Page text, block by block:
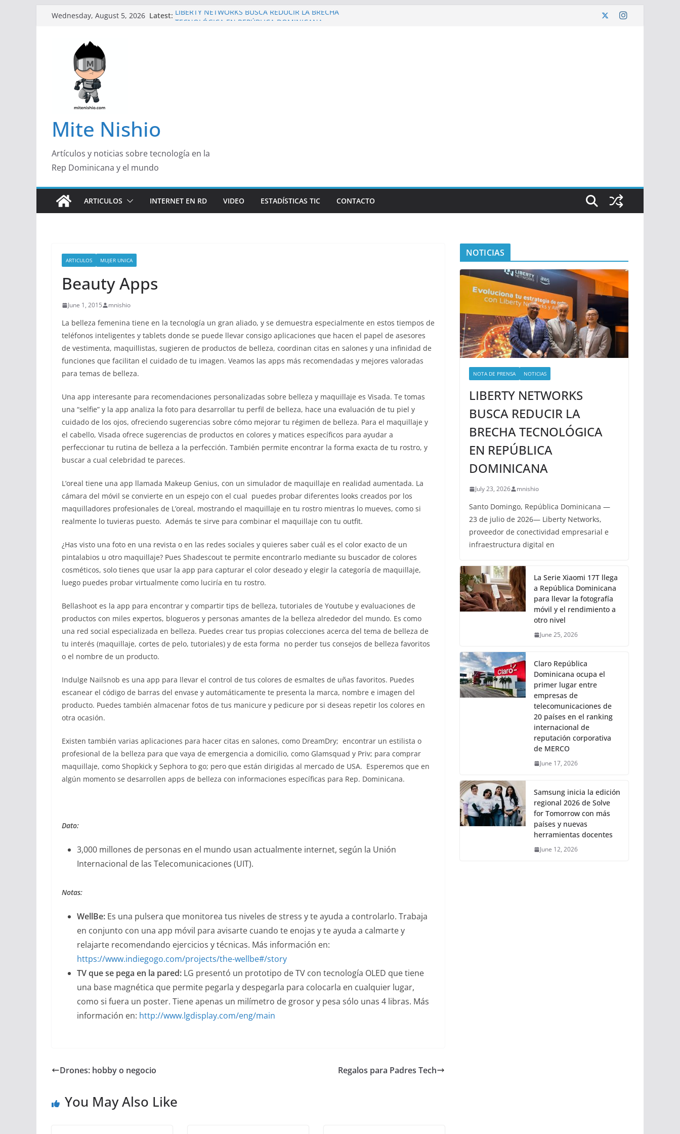
Wednesday, August 5, 2026 Latest: LIBERTY NETWORKS BUSCA REDUCIR LA BRECHA
Mite Nishio
Artículos y noticias sobre tecnología en la
Rep Dominicana y el mundo
ARTICULOS INTERNET EN RD VIDEO ESTADÍSTICAS TIC CONTACTO
ARTICULOS MUJER UNICA
Beauty Apps
June 1, 2015 mnishio
La belleza femenina tiene en la tecnología un gran aliado, y se demuestra especialmente en estos tiempos de
teléfonos inteligentes y tablets donde se puede llevar consigo aplicaciones que hacen el papel de asesores
de vestimenta, maquillistas, sugieren de productos de belleza, coordinan citas en salones y una infinidad de
funciones que facilitan el cuidado de tu imagen. Veamos las apps más recomendadas y mejores valoradas
para temas de belleza.
Una app interesante para recomendaciones personalizadas sobre belleza y maquillaje es Visada. Te tomas
una “selfie” y la app analiza la foto para desarrollar tu perfil de belleza, hace una evaluación de tu piel y
cuidado de los ojos, ofreciendo sugerencias sobre cómo mejorar tu régimen de belleza. Para el maquillaje y
el cabello, Visada ofrece sugerencias de productos en colores y matices específicos para ayudar a
perfeccionar tu rutina de belleza a la perfección. También permite encontrar la forma exacta de tu rostro, y
buscar a cual celebridad te pareces.
L’oreal tiene una app llamada Makeup Genius, con un simulador de maquillaje en realidad aumentada. La
cámara del móvil se convierte en un espejo con el cual puedes probar diferentes looks creados por los
maquilladores profesionales de L’oreal, mostrando el maquillaje en tu rostro mientras lo mueves, como si
realmente lo tuvieras puesto. Además te sirve para combinar el maquillaje con tu outfit.
¿Has visto una foto en una revista o en las redes sociales y quieres saber cuál es el color exacto de un
pintalabios u otro maquillaje? Pues Shadescout te permite encontrarlo mediante su buscador de colores
cosméticos, solo tienes que usar la app para capturar el color deseado y elegir la categoría de maquillaje,
luego puedes probar virtualmente como luciría en tu rostro.
Bellashoot es la app para encontrar y compartir tips de belleza, tutoriales de Youtube y evaluaciones de
productos con miles expertos, blogueros y personas amantes de la belleza alrededor del mundo. Es como
una red social especializada en belleza. Puedes crear tus propias colecciones acerca del tema de belleza de
tu interés (maquillaje, cortes de pelo, tutoriales) y de esta forma no perder tus consejos de belleza favoritos
o el nombre de un producto.
Indulge Nailsnob es una app para llevar el control de tus colores de esmaltes de uñas favoritos. Puedes
escanear el código de barras del envase y automáticamente te presenta la marca, nombre e imagen del
producto. Puedes también almacenar fotos de tus manicure y pedicure por si deseas repetir los colores en
otra ocasión.
Existen también varias aplicaciones para hacer citas en salones, como DreamDry; encontrar un estilista o
profesional de la belleza para que vaya de emergencia a domicilio, como Glamsquad y Priv; para comprar
maquillaje, como Shopkick y Sephora to go; pero que están dirigidas al mercado de USA. Esperemos que en
algún momento se desarrollen apps de belleza con informaciones específicas para Rep. Dominicana.
Dato:
3,000 millones de personas en el mundo usan actualmente internet, según la Unión
Internacional de las Telecomunicaciones (UIT).
Notas:
WellBe: Es una pulsera que monitorea tus niveles de stress y te ayuda a controlarlo. Trabaja
en conjunto con una app móvil para avisarte cuando te enojas y te ayuda a calmarte y
relajarte recomendando ejercicios y técnicas. Más información en:
https://www.indiegogo.com/projects/the-wellbe#/story
TV que se pega en la pared: LG presentó un prototipo de TV con tecnología OLED que tiene
una base magnética que permite pegarla y despegarla para colocarla en cualquier lugar,
como si fuera un poster. Tiene apenas un milímetro de grosor y pesa sólo unas 4 libras. Más
información en: http://www.lgdisplay.com/eng/main
Drones: hobby o negocio Regalos para Padres Tech
You May Also Like
NOTICIAS
NOTA DE PRENSA NOTICIAS
LIBERTY NETWORKS
BUSCA REDUCIR LA
BRECHA TECNOLÓGICA
EN REPÚBLICA
DOMINICANA
July 23, 2026 mnishio
Santo Domingo, República Dominicana —
23 de julio de 2026— Liberty Networks,
proveedor de conectividad empresarial e
infraestructura digital en
La Serie Xiaomi 17T llega
a República Dominicana
para llevar la fotografía
móvil y el rendimiento a
otro nivel
June 25, 2026
Claro República
Dominicana ocupa el
primer lugar entre
empresas de
telecomunicaciones de
20 países en el ranking
internacional de
reputación corporativa
de MERCO
June 17, 2026
Samsung inicia la edición
regional 2026 de Solve
for Tomorrow con más
países y nuevas
herramientas docentes
June 12, 2026